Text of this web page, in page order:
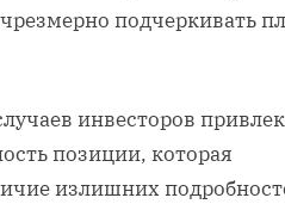
подчеркивать
инвесторов
позиции, которая
излишних